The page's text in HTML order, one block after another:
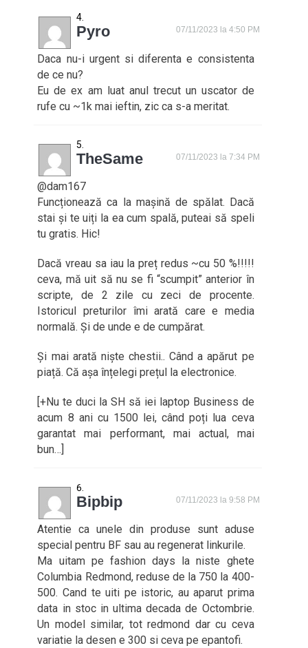
Pyro 07/11/2023 la 4:50 PM
Daca nu-i urgent si diferenta e consistenta
de ce nu?
Eu de ex am luat anul trecut un uscator de
rufe cu ~1k mai ieftin, zic ca s-a meritat.
TheSame 07/11/2023 la 7:34 PM
@dam167
Funcționează ca la mașină de spălat. Dacă
stai și te uiți la ea cum spală, puteai să speli
tu gratis. Hic!
Dacă vreau sa iau la preț redus ~cu 50 %!!!!!
ceva, mă uit să nu se fi “scumpit” anterior în
scripte, de 2 zile cu zeci de procente.
Istoricul preturilor îmi arată care e media
normală. Și de unde e de cumpărat.
Și mai arată niște chestii.. Când a apărut pe
piață. Că așa înțelegi prețul la electronice.
[+Nu te duci la SH să iei laptop Business de
acum 8 ani cu 1500 lei, când poți lua ceva
garantat mai performant, mai actual, mai
bun…]
Bipbip 07/11/2023 la 9:58 PM
Atentie ca unele din produse sunt aduse
special pentru BF sau au regenerat linkurile.
Ma uitam pe fashion days la niste ghete
Columbia Redmond, reduse de la 750 la 400-
500. Cand te uiti pe istoric, au aparut prima
data in stoc in ultima decada de Octombrie.
Un model similar, tot redmond dar cu ceva
variatie la desen e 300 si ceva pe epantofi.